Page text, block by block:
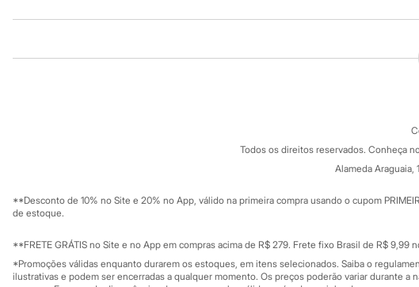
Fifteen
Moda íntima
Bluey
Disney
Homem Aranha
Minecraft
Naruto
Mapa do site
Investidores
Privacidade
Configuração de cookies
C&A Pay
Sobre o C&A Pay
Governança
Educação financeira
Sustentabilidade
Todos os direitos reservados. Conheça
Alameda
**Desconto de 10% no Site e 20% no App, válido na primeira compra usando o cupom
de estoque.
**FRETE GRÁTIS no Site e no App em compras acima de R$ 279. Frete fixo Brasil de R$ 9,99
*Promoções válidas enquanto durarem os estoques, em itens selecionados. Saiba o
ilustrativas e podem ser encerradas a qualquer momento. Os preços poderão variar durante